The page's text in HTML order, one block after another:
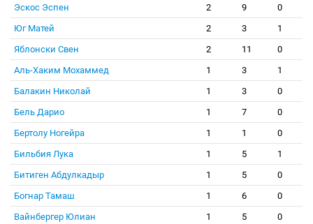
Эскос Эспен
2 9
0
Юг Матей
2 3
1
Яблонски Свен
2 11
0
Аль-Хаким Мохаммед
1 3
1
Балакин Николай
1 3
0
Бель Дарио
1 7
0
Бертолу Ногейра
1 1
0
Бильбия Лука
1 5
1
Битиген Абдулкадыр
1 5
0
Богнар Тамаш
1 6
0
Вайнбергер Юлиан
1 5
0